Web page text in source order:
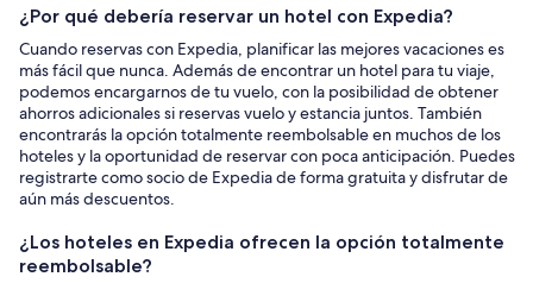
¿Por qué debería reservar un hotel con Expedia?
Cuando reservas con Expedia, planificar las mejores vacaciones es
más fácil que nunca. Además de encontrar un hotel para tu viaje,
podemos encargarnos de tu vuelo, con la posibilidad de obtener
ahorros adicionales si reservas vuelo y estancia juntos. También
encontrarás la opción totalmente reembolsable en muchos de los
hoteles y la oportunidad de reservar con poca anticipación. Puedes
registrarte como socio de Expedia de forma gratuita y disfrutar de
aún más descuentos.
¿Los hoteles en Expedia ofrecen la opción totalmente
reembolsable?